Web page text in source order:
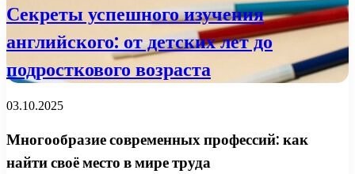
Секреты успешного изучения
английского: от детских лет до
подросткового возраста
03.10.2025
Многообразие современных профессий: как
найти своё место в мире труда